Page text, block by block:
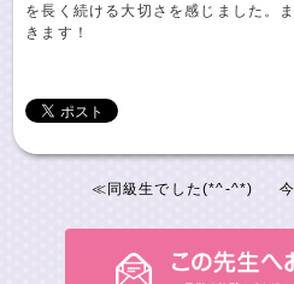
を長く続ける大切さを感じました。
きます！
≪同級生でした(*^-^*)